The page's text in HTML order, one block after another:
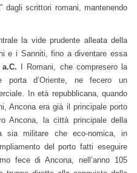
dagli scrittori romani, mantenendo
la vide prudente alleata della
e i Sanniti, fino a diventare essa
I Romani, che compresero la
porta d’Oriente, ne fecero un
In età repubblicana, quando
Ancona era già il principale porto
Ancona, la città principale della
sia militare che eco-nomica, in
del porto fatti eseguire
fece di Ancona, nell’anno 105